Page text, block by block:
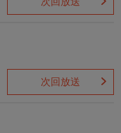
次回放送